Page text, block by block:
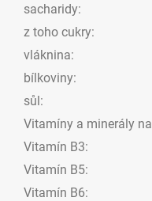
sacharidy:
z toho cukry:
vláknina:
bílkoviny:
sůl:
Vitamíny a minerály na
Vitamín B3:
Vitamín B5:
Vitamín B6: